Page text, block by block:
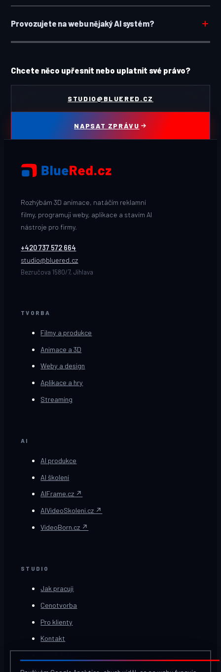
Provozujete na webu nějaký AI systém?
Chcete něco upřesnit nebo uplatnit své právo?
STUDIO@BLUERED.CZ
NAPSAT ZPRÁVU
Rozhýbám 3D animace, natáčím reklamní
filmy, programuji weby, aplikace a stavím AI
nástroje pro firmy.
+420 737 572 664
studio@bluered.cz
Bezručova 1580/7, Jihlava
TVORBA
Filmy a produkce
Animace a 3D
Weby a design
Aplikace a hry
Streaming
AI
AI produkce
AI školení
AIFrame.cz ↗
AIVideoSkoleni.cz ↗
VideoBorn.cz ↗
STUDIO
Jak pracuji
Cenotvorba
Pro klienty
Kontakt